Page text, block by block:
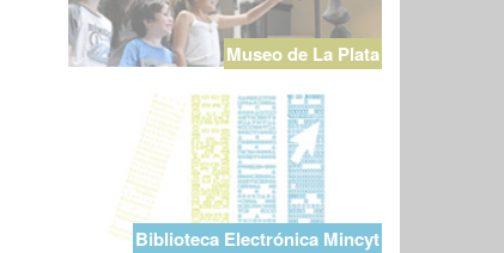
Museo de La Plata
Biblioteca Electrónica Mincyt